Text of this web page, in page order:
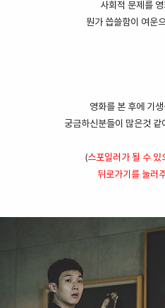
사회적 문제를
뭔가 씁쓸함이 여운
영화를 본 후에 기
궁금하신분들이 많은것
(스포일러가 될 수 있
뒤로가기를 눌러